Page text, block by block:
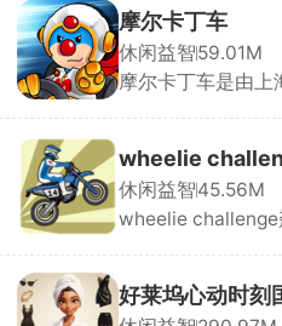
欢，在永森镇村长
忆，决心重建记忆
开始收集资源、设
让这片土地重焕生
摩尔卡丁车
休闲益智59.01M
摩尔卡丁车是由上
良，整体充满治愈
可爱的小摩尔角色
开激烈角逐，通过
道具打击敌人，目
wheelie
休闲益智45.56M
wheelie challenge
入不同的地图场景
成一系列高难度动
好莱坞心动时刻